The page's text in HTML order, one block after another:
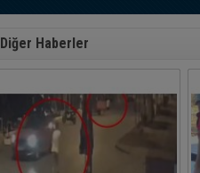
Diğer Haberler